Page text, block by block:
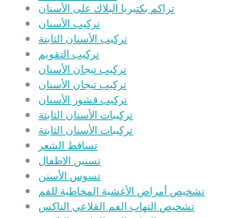
تراكم بكتيريا البلاك على الأسنان
تركيب الأسنان
تركيب الأسنان الثابتة
تركيب التقويم
تركيب تيجان الأسنان
تركيب تيجان الأسنان
تركيب قشور الأسنان
تركيبات الأسنان الثابتة
تركيبات الأسنان الثابتة
تساقط الشعر
تسنين الاطفال
تسوس الأسنن
تشخيص أمراض الأغشية المخاطية للفم
تشخيص التهاب الفم القلاعي الناكس